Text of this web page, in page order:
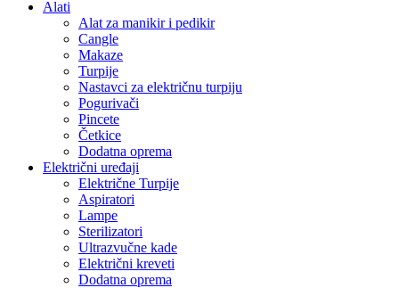
Alati
Alat za manikir i pedikir
Cangle
Makaze
Turpije
Nastavci za električnu turpiju
Pogurivači
Pincete
Četkice
Dodatna oprema
Električni uređaji
Električne Turpije
Aspiratori
Lampe
Sterilizatori
Ultrazvučne kade
Električni kreveti
Dodatna oprema